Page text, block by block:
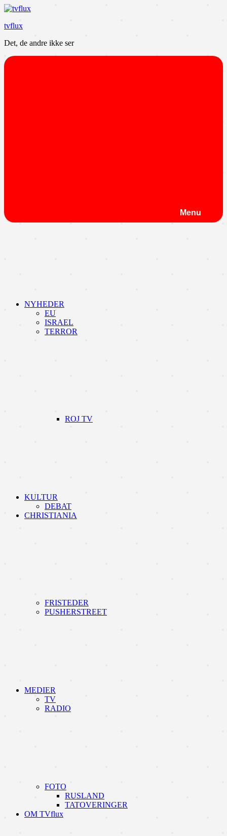
Videre
indhold
tvflux
Det, de andre ikke ser
Menu
NYHEDER
EU
ISRAEL
TERROR
ROJ TV
KULTUR
DEBAT
CHRISTIANIA
FRISTEDER
PUSHERSTREET
MEDIER
TV
RADIO
FOTO
RUSLAND
TATOVERINGER
OM TVflux